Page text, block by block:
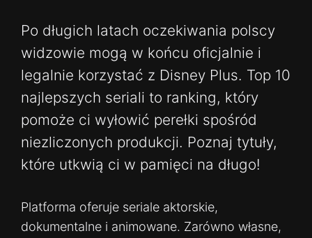
Po długich latach oczekiwania polscy
widzowie mogą w końcu oficjalnie i
legalnie korzystać z Disney Plus. Top 10
najlepszych seriali to ranking, który
pomoże ci wyłowić perełki spośród
niezliczonych produkcji. Poznaj tytuły,
które utkwią ci w pamięci na długo!
Platforma oferuje seriale aktorskie,
dokumentalne i animowane. Zarówno własne,